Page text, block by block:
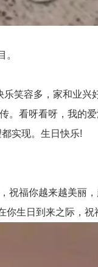
笑容多，家和业兴
看呀看呀，我的爱
实现。生日快乐!
福你越来越美丽
生日到来之际，祝